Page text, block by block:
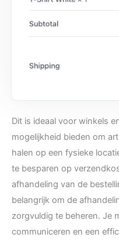
Dit is ideaal voor winkels
mogelijkheid bieden om
halen op een fysieke
te besparen op
afhandeling van de
belangrijk om de
zorgvuldig te beheren. Je
communiceren en een